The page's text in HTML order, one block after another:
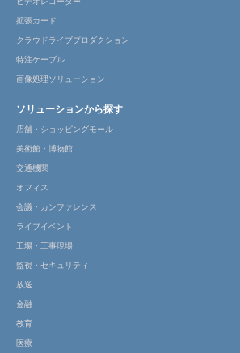
拡張カード
クラウドライブプロダクション
特注ケーブル
画像処理ソリューション
ソリューションから探す
店舗・ショッピングモール
美術館・博物館
交通機関
オフィス
会議・カンファレンス
ライブイベント
工場・工事現場
監視・セキュリティ
放送
金融
教育
医療